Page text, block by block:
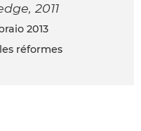
2011
2013
réformes